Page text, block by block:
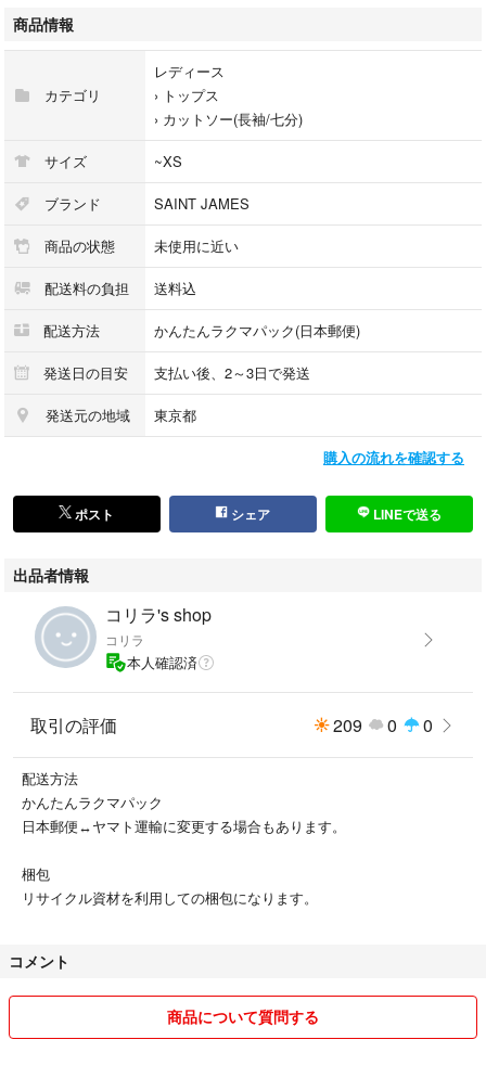
返品、返金は受け付けておりません。
突然削除することあります。
商品情報
カテゴリ
レディース
› トップス
› カットソー(長袖/七分)
サイズ ~XS
ブランド SAINT JAMES
商品の状態 未使用に近い
配送料の負担 送料込
配送方法 かんたんラクマパック(日本郵便)
発送日の目安 支払い後、2～3日で発送
発送元の地域 東京都
購入の流れを確認する
ポスト シェア LINEで送る
出品者情報
コリラ's shop
コリラ
本人確認済
取引の評価 209 0 0
配送方法
かんたんラクマパック
日本郵便↔ヤマト運輸に変更する場合もあります。
梱包
リサイクル資材を利用しての梱包になります。
コメント
商品について質問する